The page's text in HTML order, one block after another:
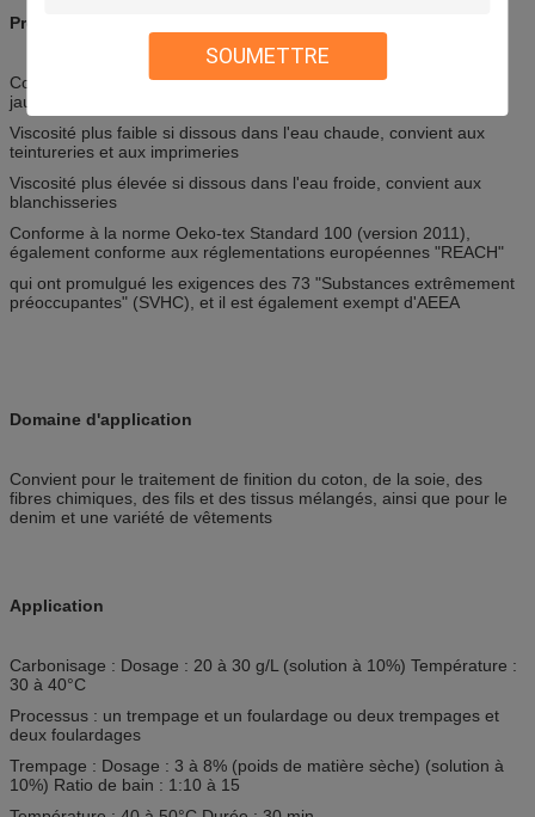
SOUMETTRE
Propriétés
Confère un toucher très doux, moelleux et plein au tissu, faible
jaunissement
Viscosité plus faible si dissous dans l'eau chaude, convient aux
teintureries et aux imprimeries
Viscosité plus élevée si dissous dans l'eau froide, convient aux
blanchisseries
Conforme à la norme Oeko-tex Standard 100 (version 2011),
également conforme aux réglementations européennes "REACH"
qui ont promulgué les exigences des 73 "Substances extrêmement
préoccupantes" (SVHC), et il est également exempt d'AEEA
Domaine d'application
Convient pour le traitement de finition du coton, de la soie, des
fibres chimiques, des fils et des tissus mélangés, ainsi que pour le
denim et une variété de vêtements
Application
Carbonisage : Dosage : 20 à 30 g/L (solution à 10%) Température :
30 à 40°C
Processus : un trempage et un foulardage ou deux trempages et
deux foulardages
Trempage : Dosage : 3 à 8% (poids de matière sèche) (solution à
10%) Ratio de bain : 1:10 à 15